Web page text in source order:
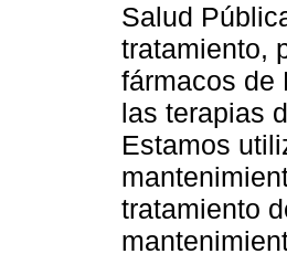
Salud
tratamiento,
fármacos de
las terapias
Estamos
tratamiento